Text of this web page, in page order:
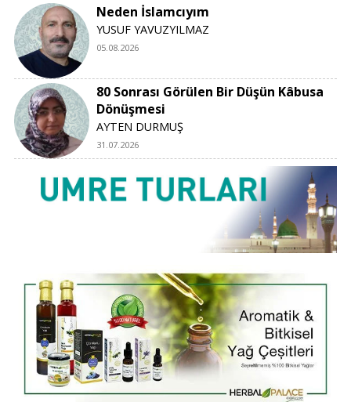
Neden İslamcıyım
YUSUF YAVUZYILMAZ
05.08.2026
80 Sonrası Görülen Bir Düşün Kâbusa
Dönüşmesi
AYTEN DURMUŞ
31.07.2026